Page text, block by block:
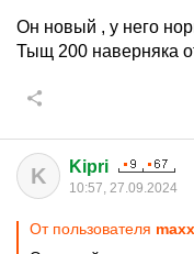
Он новый , у него
Тыщ 200 наверняка
K Kipri
10:57, 27.09.2024
От пользователя